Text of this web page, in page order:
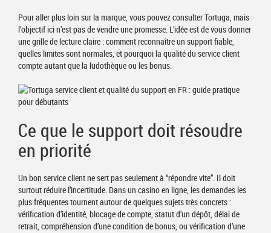
Pour aller plus loin sur la marque, vous pouvez consulter Tortuga, mais
l’objectif ici n’est pas de vendre une promesse. L’idée est de vous donner
une grille de lecture claire : comment reconnaître un support fiable,
quelles limites sont normales, et pourquoi la qualité du service client
compte autant que la ludothèque ou les bonus.
Ce que le support doit résoudre
en priorité
Un bon service client ne sert pas seulement à “répondre vite”. Il doit
surtout réduire l’incertitude. Dans un casino en ligne, les demandes les
plus fréquentes tournent autour de quelques sujets très concrets :
vérification d’identité, blocage de compte, statut d’un dépôt, délai de
retrait, compréhension d’une condition de bonus, ou vérification d’une